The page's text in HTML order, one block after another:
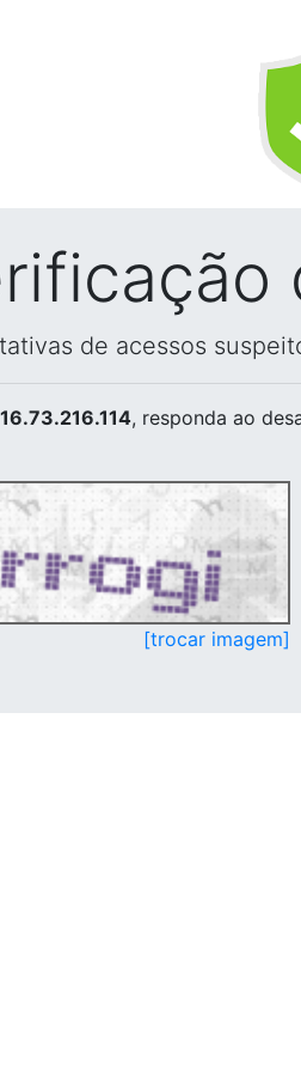
de acessos
, responda ao
[trocar imagem]